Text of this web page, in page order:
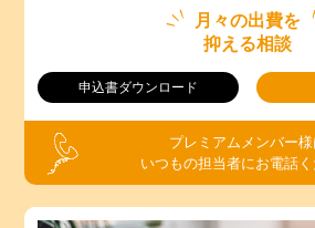
月々の出費を
抑える相談
申込書ダウンロード
プレミアムメンバー様
いつもの担当者にお電話